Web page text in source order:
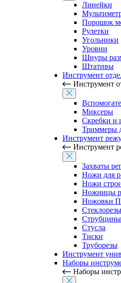
Линейки
Порошок
Рулетки
Угольники
Уровни
Шнуры
Штативы
Инструмент
Инструмент
Миксеры
Скребки и
Триммеры
Инструмент
Инструмент
Захваты
Ножи для
Ножи
Ножницы
Ножовки
Стеклорезы
Струбцины
Стусла
Тиски
Труборезы
Инструмент
Наборы
Наборы